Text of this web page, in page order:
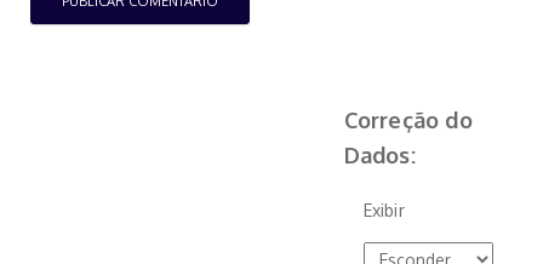
Correção do
Dados:
Exibir